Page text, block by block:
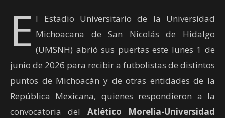
E l Estadio Universitario de la Universidad
Michoacana de San Nicolás de Hidalgo
(UMSNH) abrió sus puertas este lunes 1 de
junio de 2026 para recibir a futbolistas de distintos
puntos de Michoacán y de otras entidades de la
República Mexicana, quienes respondieron a la
convocatoria del Atlético Morelia-Universidad